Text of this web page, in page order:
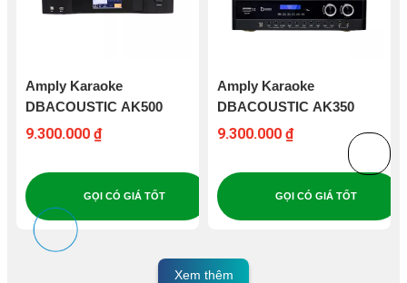
Xem thêm
Amply Karaoke
DBACOUSTIC AK500
9.300.000 ₫
GỌI CÓ GIÁ TỐT
Amply Karaoke
DBACOUSTIC AK350
9.300.000 ₫
GỌI CÓ GIÁ TỐT